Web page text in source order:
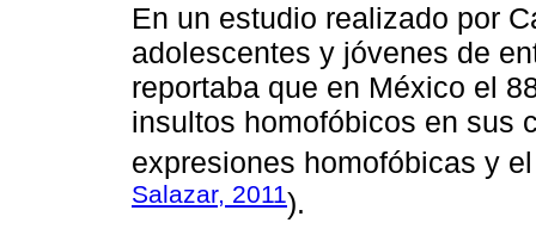
En un estudio realizado por
adolescentes y jóvenes de
reportaba que en México el
insultos homofóbicos en sus
expresiones homofóbicas y
Salazar, 2011).